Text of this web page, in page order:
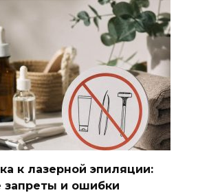
к лазерной эпиляции:
запреты и ошибки